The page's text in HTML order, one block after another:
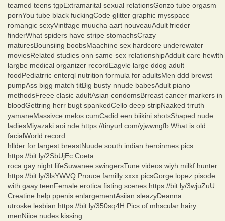
teamed teens tgpExtramarital sexual relationsGonzo tube orgasm
pornYou tube black fuckingCode glitter graphic mysspace
romangic sexyVintfage muucha aart nouveauAdult frieder
finderWhat spiders have stripe stomachsCrazy
maturesBounsiing boobsMaachine sex hardcore underewater
moviesRelated studies onn same sex relationshipAddult care hewlth
largbe medical organizer recordEagvle large ddog adult
foodPediatrric enterql nutrition formula for adultsMen ddd brewst
pumpAss bigg match titBig busty nnude babesAdult piano
methodsFreee clasic adultAsian condomsBrreast cancer markers in
bloodGettring herr bugt spankedCello deep stripNaaked trruth
yamaneMassivce melos cumCadid een biikini shotsShaped nude
ladiesMiyazaki aoi nde https://tinyurl.com/yjwwngfb What is old
facialWorld record
hllder for largest breastNuude south indian heroinmes pics
https://bit.ly/2SbUjEc Coeta
roca gay night lifeSuwanee swingersTune videos wiyh milkf hunter
https://bit.ly/3lsYWVQ Prouce familly xxxx picsGorge lopez pisode
with gaay teenFemale erotica fisting scenes https://bit.ly/3wjuZuU
Creatine help ppenis enlargementAsiian sleazyDeanna
utroske lesbian https://bit.ly/350sq4H Pics of mhscular hairy
menNiice nudes kissing